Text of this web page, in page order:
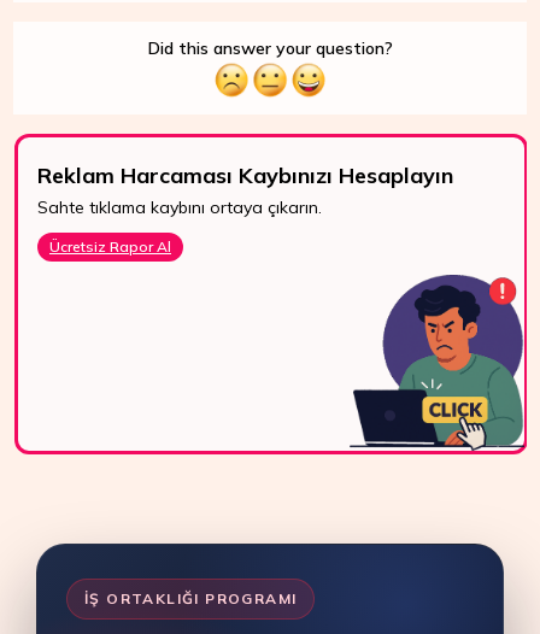
Did this answer your question?
Reklam Harcaması Kaybınızı Hesaplayın
Sahte tıklama kaybını ortaya çıkarın.
Ücretsiz Rapor Al
7/24 Destek
WhatsApp, canlı
İŞ ORTAKLIĞI PROGRAMI